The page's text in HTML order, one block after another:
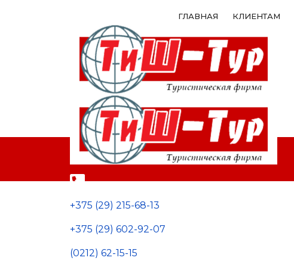
ГЛАВНАЯ КЛИЕНТАМ
+375 (29) 215-68-13
+375 (29) 602-92-07
(0212) 62-15-15